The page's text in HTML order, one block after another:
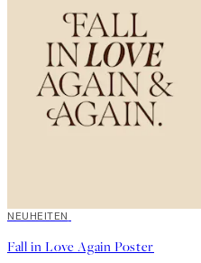
NEUHEITEN
Fall in Love Again Poster